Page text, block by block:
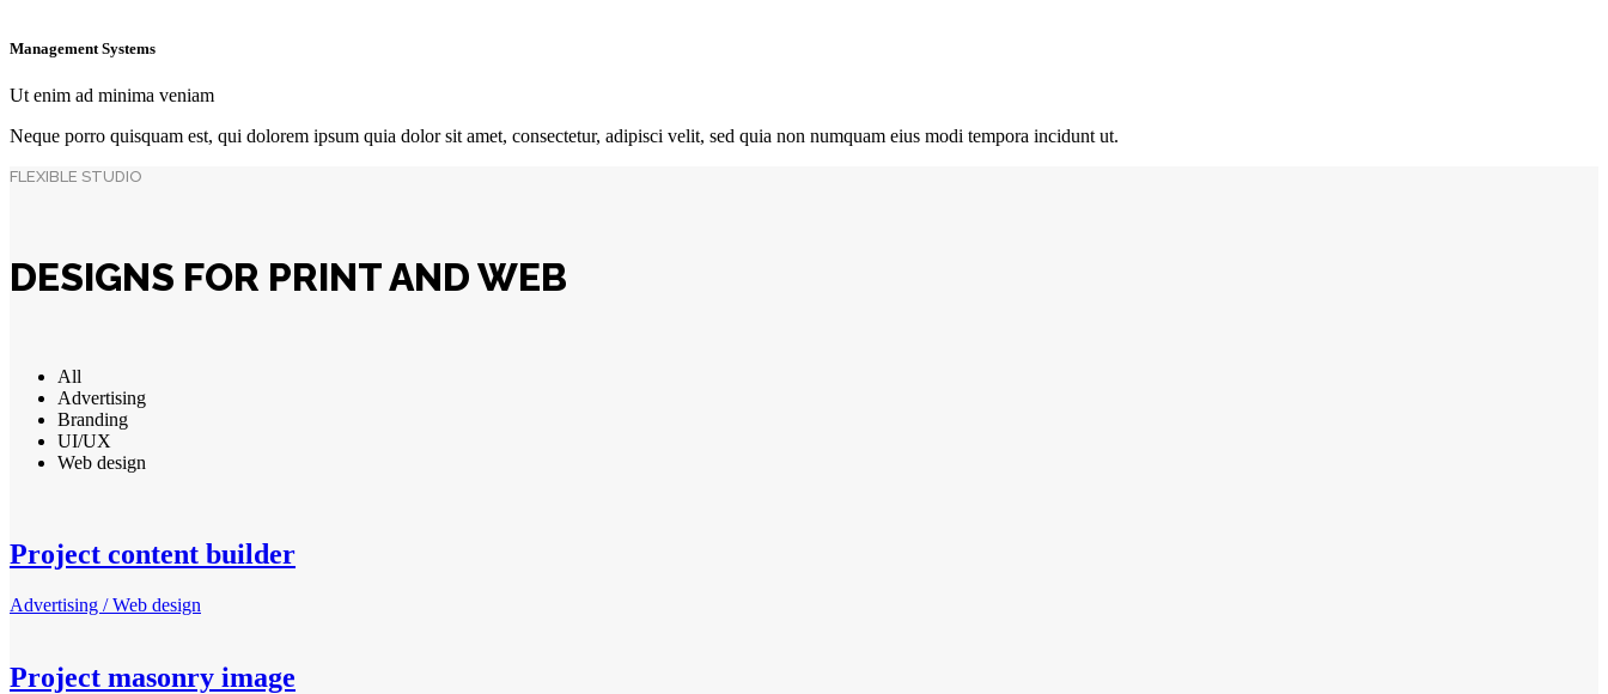
Management Systems
Ut enim ad minima veniam
Neque porro quisquam est, qui dolorem ipsum quia dolor sit amet, consectetur, adipisci velit, sed quia non numquam eius modi tempora incidunt ut.
FLEXIBLE STUDIO
DESIGNS FOR PRINT AND WEB
All
Advertising
Branding
UI/UX
Web design
Project content builder
Advertising / Web design
Project masonry image